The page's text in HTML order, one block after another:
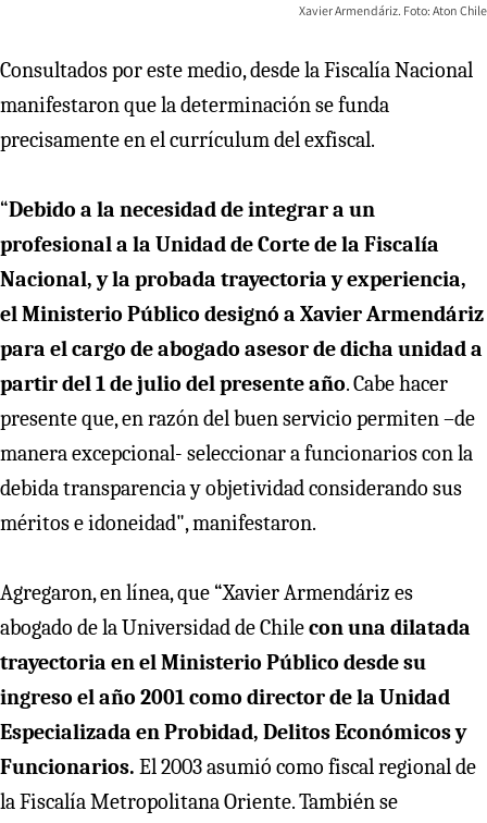
Xavier Armendáriz. Foto: Aton Chile
Consultados por este medio, desde la Fiscalía Nacional
manifestaron que la determinación se funda
precisamente en el currículum del exfiscal.
“Debido a la necesidad de integrar a un
profesional a la Unidad de Corte de la Fiscalía
Nacional, y la probada trayectoria y experiencia,
el Ministerio Público designó a Xavier Armendáriz
para el cargo de abogado asesor de dicha unidad a
partir del 1 de julio del presente año. Cabe hacer
presente que, en razón del buen servicio permiten –de
manera excepcional- seleccionar a funcionarios con la
debida transparencia y objetividad considerando sus
méritos e idoneidad", manifestaron.
Agregaron, en línea, que “Xavier Armendáriz es
abogado de la Universidad de Chilecon una dilatada
trayectoria en el Ministerio Público desde su
ingreso el año 2001 como director de la Unidad
Especializada en Probidad, Delitos Económicos y
Funcionarios. El 2003 asumió como fiscal regional de
la Fiscalía Metropolitana Oriente. También se